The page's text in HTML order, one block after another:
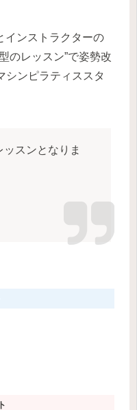
インストラクターの
のレッスン”で姿勢改
シンピラティススタ
スンとなりま